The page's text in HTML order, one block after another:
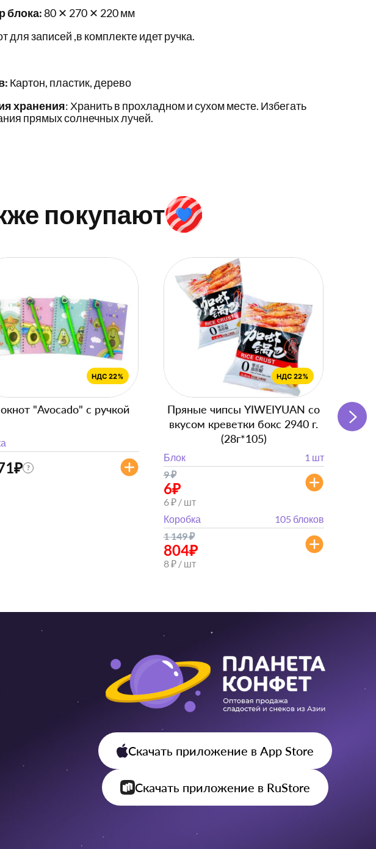
блока:80 ✕ 270 ✕ 220 мм
для записей ,в комплекте идет ручка.
Картон, пластик, дерево
хранения: Хранить в прохладном и сухом месте. Избегать
прямых солнечных лучей.
покупают
"Avocado" с ручкой
₽ ?
Пряные чипсы YIWEIYUAN со
вкусом креветки бокс 2940 г.
(28г*105)
Блок
1 шт
9₽
6₽
6 ₽ / шт
Коробка
105 блоков
1 149₽
804₽
8 ₽ / шт
Скачать приложение в App Store
Скачать приложение в RuStore